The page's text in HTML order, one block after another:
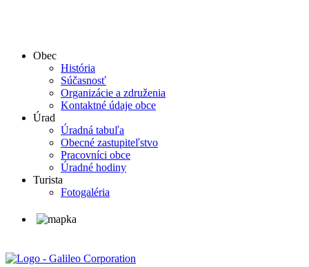
Obec
História
Súčasnosť
Organizácie a združenia
Kontaktné údaje obce
Úrad
Úradná tabuľa
Obecné zastupiteľstvo
Pracovníci obce
Úradné hodiny
Turista
Fotogaléria